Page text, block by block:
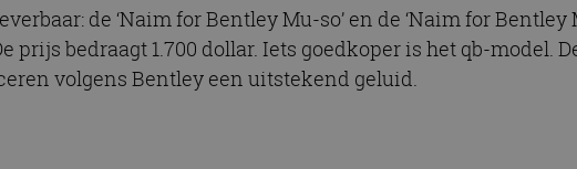
de ‘Naim for Bentley Mu-so’ en de ‘Naim for Bentley
prijs bedraagt 1.700 dollar. Iets goedkoper is het qb-model.
volgens Bentley een uitstekend geluid.